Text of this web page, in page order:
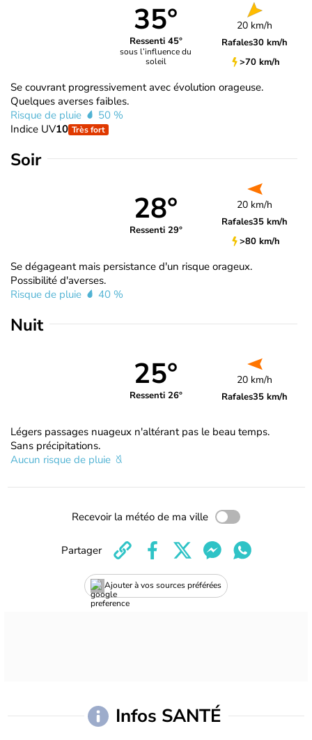
35°
Ressenti 45°
sous l’influence du
soleil
20 km/h
Rafales30 km/h
>70 km/h
Se couvrant progressivement avec évolution orageuse.
Quelques averses faibles.
Risque de pluie
50 %
Indice UV10 Très fort
Soir
28°
Ressenti 29°
20 km/h
Rafales35 km/h
>80 km/h
Se dégageant mais persistance d'un risque orageux.
Possibilité d'averses.
Risque de pluie
40 %
Nuit
25°
Ressenti 26°
20 km/h
Rafales35 km/h
Légers passages nuageux n'altérant pas le beau temps.
Sans précipitations.
Aucun risque de pluie
Recevoir la météo de ma ville
Ajouter à vos sources préférées
Partager
Infos SANTÉ